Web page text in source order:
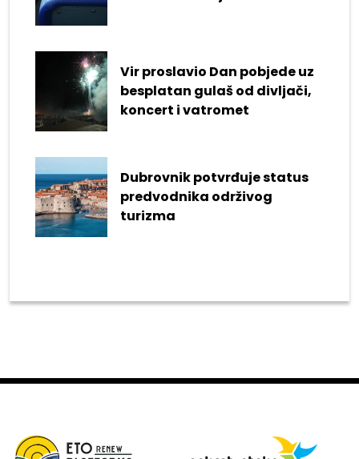
Vir proslavio Dan pobjede uz
besplatan gulaš od divljači,
koncert i vatromet
Dubrovnik potvrđuje status
predvodnika održivog
turizma